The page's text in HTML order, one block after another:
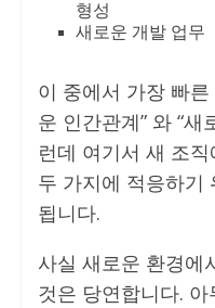
형성
새로운 개발 업무
이 중에서 가장 빠
운 인간관계” 와 “새
런데 여기서 새 조
두 가지에 적응하기
됩니다.
사실 새로운 환경에
것은 당연합니다.